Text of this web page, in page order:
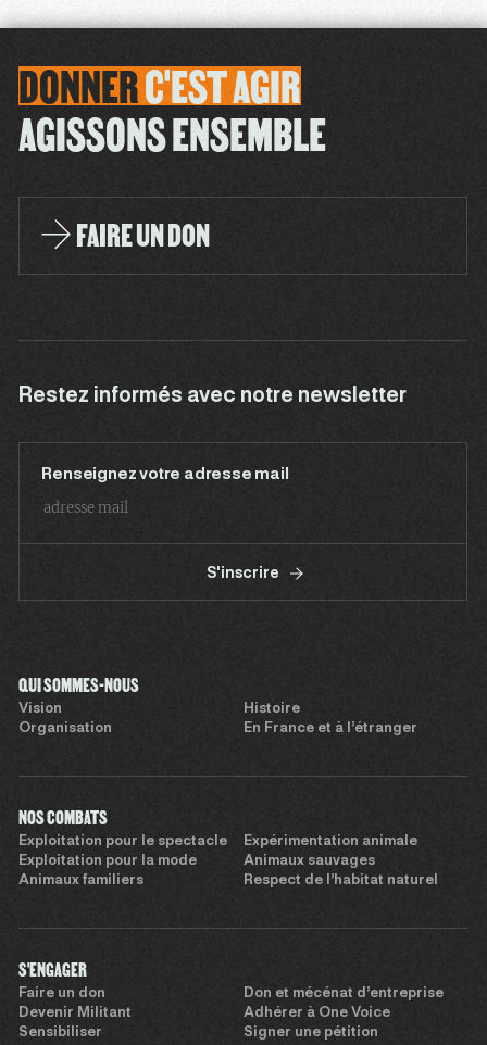
DONNERC'ESTAGIR
AGISSONS ENSEMBLE
FAIRE UN DON
Restez informés avec notre newsletter
Renseignez votre adresse mail
S'inscrire
QUI SOMMES-NOUS
Vision
Histoire
Organisation
En France et à l’étranger
NOS COMBATS
Exploitation pour le spectacle
Expérimentation animale
Exploitation pour la mode
Animaux sauvages
Animaux familiers
Respect de l’habitat naturel
S'ENGAGER
Faire un don
Don et mécénat d’entreprise
Devenir Militant
Adhérer à One Voice
Sensibiliser
Signer une pétition